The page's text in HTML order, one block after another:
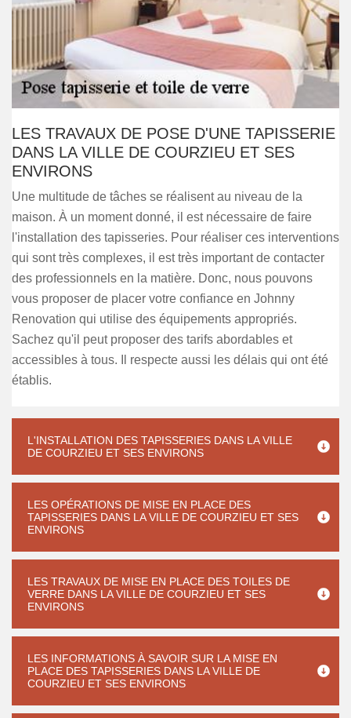
LES TRAVAUX DE POSE D'UNE TAPISSERIE
DANS LA VILLE DE COURZIEU ET SES
ENVIRONS
Une multitude de tâches se réalisent au niveau de la
maison. À un moment donné, il est nécessaire de faire
l'installation des tapisseries. Pour réaliser ces interventions
qui sont très complexes, il est très important de contacter
des professionnels en la matière. Donc, nous pouvons
vous proposer de placer votre confiance en Johnny
Renovation qui utilise des équipements appropriés.
Sachez qu'il peut proposer des tarifs abordables et
accessibles à tous. Il respecte aussi les délais qui ont été
établis.
L'INSTALLATION DES TAPISSERIES DANS LA VILLE
DE COURZIEU ET SES ENVIRONS
LES OPÉRATIONS DE MISE EN PLACE DES
TAPISSERIES DANS LA VILLE DE COURZIEU ET SES
ENVIRONS
LES TRAVAUX DE MISE EN PLACE DES TOILES DE
VERRE DANS LA VILLE DE COURZIEU ET SES
ENVIRONS
LES INFORMATIONS À SAVOIR SUR LA MISE EN
PLACE DES TAPISSERIES DANS LA VILLE DE
COURZIEU ET SES ENVIRONS